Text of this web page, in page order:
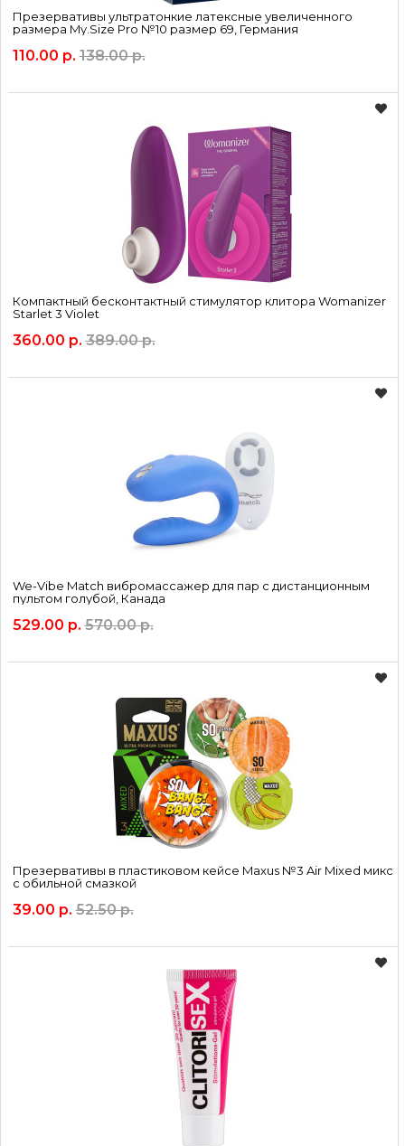
товаров COSMOSEX. Пояса верности для мужчин либо
известными производителями, имеющими сертификат на
Презервативы ультратонкие латексные увеличенного
размера My.Size Pro №10 размер 69, Германия
110.00 р. 138.00 р.
Компактный бесконтактный стимулятор клитора Womanizer
Starlet 3 Violet
360.00 р. 389.00 р.
We-Vibe Match вибромассажер для пар с дистанционным
пультом голубой, Канада
529.00 р. 570.00 р.
Презервативы в пластиковом кейсе Maxus №3 Air Mixed микс
с обильной смазкой
39.00 р. 52.50 р.